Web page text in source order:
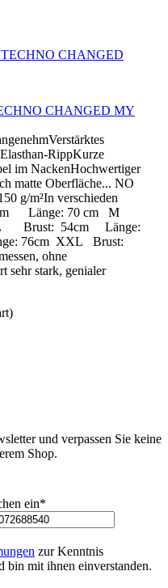
CHANGED MY
RippKurze
im NackenHochwertiger
matte Oberfläche... NO
g/m²In verschieden
Länge: 70 cm M
Brust: 54cm Länge:
76cm XXL Brust:
ohne
sehr stark, genialer
und verpassen Sie keine
Shop.
ein*
zur Kenntnis
bin mit ihnen einverstanden.